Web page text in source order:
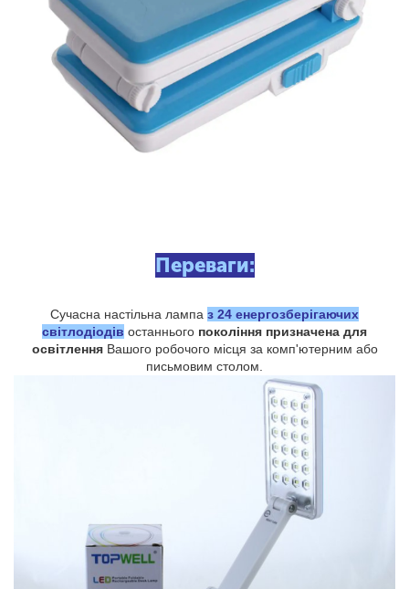
Переваги:
Сучасна настільна лампа з 24 енергозберігаючих
світлодіодів останнього покоління призначена для
освітленняВашого робочого місця за комп'ютерним або
письмовим столом.